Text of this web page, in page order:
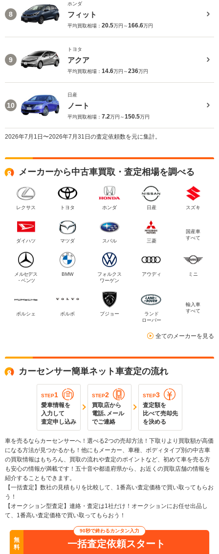
8
ホンダ
フィット
平均買取相場： 20.5万円～166.6万円
9
トヨタ
アクア
平均買取相場： 14.6万円～236万円
10
日産
ノート
平均買取相場： 7.2万円～150.5万円
2026年7月1日〜2026年7月31日の査定依頼数を元に集計。
メーカーから中古車買取・査定相場を調べる
レクサス トヨタ ホンダ 日産 スズキ
ダイハツ マツダ スバル 三菱
国産車
すべて
メルセデス
・ベンツ
BMW
フォルクス
ワーゲン
アウディ ミニ
ポルシェ ボルボ プジョー
ランド
ローバー
輸入車
すべて
全てのメーカーを見る
カーセンサー簡単ネット車査定の流れ
STEP1
愛車情報を
入力して
査定申し込み
STEP2
買取店から
電話､メール
でご連絡
STEP3
査定額を
比べて売却先
を決める
車を売るならカーセンサーへ！選べる2つの売却方法！下取りより買取額が高価
になる方法が見つかるかも！他にもメーカー、車種、ボディタイプ別の中古車
の買取情報はもちろん、買取の流れや査定のポイントなど、初めて車を売る方
も安心の情報が満載です！五十音や都道府県から、お近くの買取店舗の情報を
紹介することもできます。
【一括査定】数社の見積もりを比較して、1番高い査定価格で買い取ってもらお
う！
【オークション型査定】連絡・査定は1社だけ！オークションにお任せ出品し
て、1番高い査定価格で買い取ってもらおう！
無
料
90秒で終わるカンタン入力
一括査定依頼スタート